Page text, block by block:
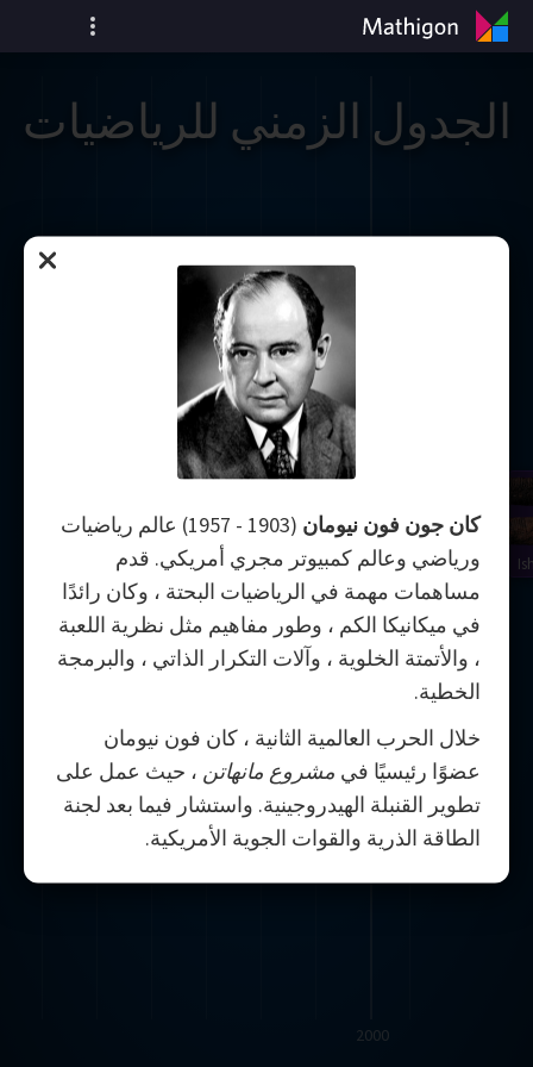
الجدول الزمني للرياضيات
2000
كان جون فون نيومان
(1903 - 1957) عالم رياضيات
ورياضي وعالم كمبيوتر مجري أمريكي. قدم
مساهمات مهمة في الرياضيات البحتة ، وكان رائدًا
في ميكانيكا الكم ، وطور مفاهيم مثل نظرية اللعبة
، والأتمتة الخلوية ، وآلات التكرار الذاتي ، والبرمجة
الخطية.
خلال الحرب العالمية الثانية ، كان فون نيومان
عضوًا رئيسيًا في مشروع مانهاتن ، حيث عمل على
تطوير القنبلة الهيدروجينية. واستشار فيما بعد لجنة
الطاقة الذرية والقوات الجوية الأمريكية.